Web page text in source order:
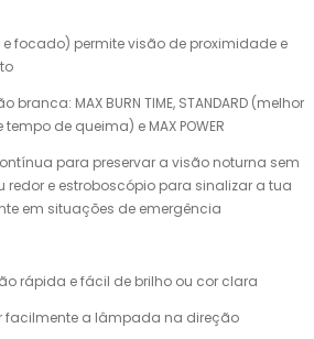
focado) permite visão de proximidade e
MAX BURN TIME, STANDARD (melhor
de queima) e MAX POWER
para preservar a visão noturna sem
redor e estroboscópio para sinalizar a tua
em situações de emergência
rápida e fácil de brilho ou cor clara
facilmente a lâmpada na direção